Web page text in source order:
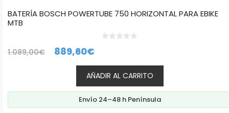
BATERÍA BOSCH POWERTUBE 750 HORIZONTAL PARA EBIKE
MTB
1.089,00€
El
precio
original
era:
1.089,00€.
889,60€El
precio
actual
es:
889,60€.
AÑADIR AL CARRITO
Envío 24–48 h Península